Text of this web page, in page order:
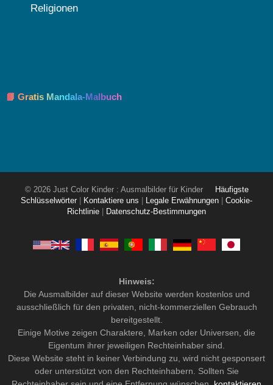
Religionen
📘 Gratis Mandala-Malbuch
© 2026 Just Color Kinder : Ausmalbilder für Kinder
Häufigste
Schlüsselwörter
Kontaktiere uns Legale Erwähnungen
Cookie-
Richtlinie
Datenschutz-Bestimmungen
Hinweis:
Die Ausmalbilder auf dieser Website werden kostenlos und
ausschließlich für den privaten, nicht-kommerziellen Gebrauch
bereitgestellt.
Einige Motive zeigen Charaktere, Marken oder Universen, die
Eigentum ihrer jeweiligen Rechteinhaber sind.
Diese Website steht in keiner Verbindung zu, wird nicht gesponsert
oder unterstützt von den Rechteinhabern. Sollten Sie